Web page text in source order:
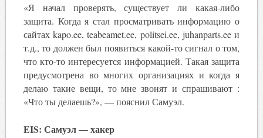
«Я начал проверять, существует ли какая-либо
защита. Когда я стал просматривать информацию о
сайтах kapo.ee, teabeamet.ee, politsei.ee, juhanparts.ee и
т.д., то должен был появиться какой-то сигнал о том,
что кто-то интересуется информацией. Такая защита
предусмотрена во многих организациях и когда я
делаю такие вещи, то мне звонят и спрашивают :
«Что ты делаешь?», — пояснил Самуэл.
EIS: Самуэл — хакер